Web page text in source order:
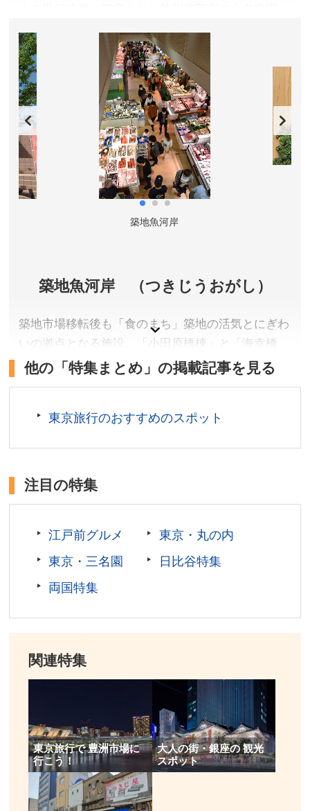
ます。江戸から続く庭園では都内で唯一、海水を引
き入れた「潮入の池」が現在もある回遊式築山泉水
庭園であり、他にも「お伝い橋」、２つの鴨場、六
代将軍家宣が庭園を大改修したとき植えられたと言
われている「三百年の松」など、見所も豊富です。
東京都中央区
入園料／一般300円、65歳以上150円(小学生以下及び
都内在住・在学の中学生は無料)
休園日／年末・年始(12月29日～翌年1月1日まで)
京メトロ銀座線・都営地下鉄浅草線 新橋駅より徒歩約
歩約5分。JR浜松町駅より徒歩約15分。 ※詳しくは公
式サイトをご確認ください。
お問い合わせ／03-3541-0200(9:00～17:00)
東京都公園協会(浜離宮恩賜庭園ページ) 公式サイト
築地魚河岸
築地魚河岸 （つきじうおがし）
築地市場移転後も「食のまち」築地の活気とにぎわ
いの拠点となる施設。「小田原橋棟」と「海幸橋
棟」の２棟に分かれ、両棟の１階は新鮮な魚や野菜
も併設しています。
東京都中央区築地
営業日／原則として東京都中央卸売市場の開場日・休場
日に準じます。
営業時間／14:00～ ※午前6時から午前9時まではプロ
の買出人の仕入れを優先して販売を行っています。一般
をお勧めします。
所在地／中央区築地六丁目26-1(小田原橋棟)、中央区築
地六丁目27-1(海幸橋棟)
お問い合わせ／03-3561-5191
他の「特集まとめ」の掲載記事を見る
東京旅行のおすすめのスポット
注目の特集
江戸前グルメ
東京・丸の内
東京・三名園
日比谷特集
両国特集
関連特集
東京旅行で 豊洲市場に
行こう！
大人の街・銀座の 観光
スポット